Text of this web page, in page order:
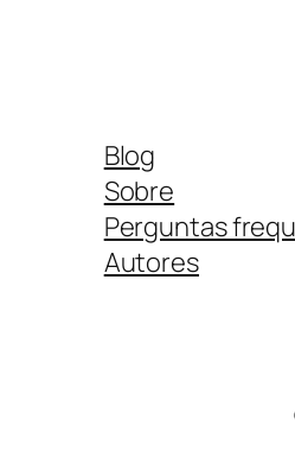
Blog
Sobre
Perguntas
Autores